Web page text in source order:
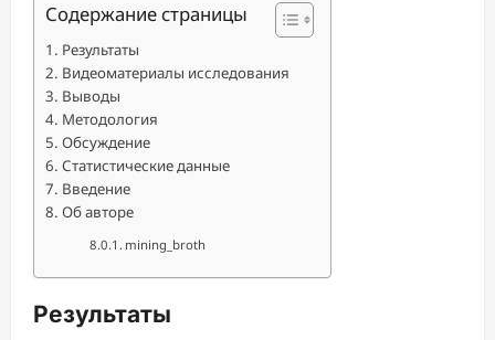
Содержание страницы
Результаты
Видеоматериалы исследования
Выводы
Методология
Обсуждение
Статистические данные
Введение
Об авторе
mining_broth
Результаты